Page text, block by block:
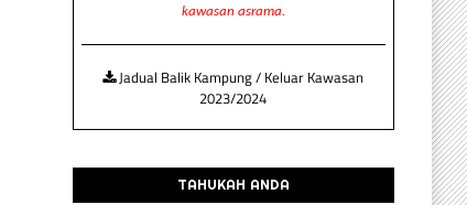
kawasan asrama.
Jadual Balik Kampung / Keluar Kawasan
2023/2024
TAHUKAH ANDA